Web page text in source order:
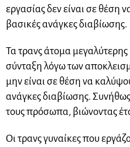
εργασίας δεν είναι σε θέση
βασικές ανάγκες διαβίωσης.
Τα τρανς άτομα μεγαλύτερης
σύνταξη λόγω των
μην είναι σε θέση να
ανάγκες διαβίωσης.
τους πρόσωπα, βιώνοντας
Οι τρανς γυναίκες που